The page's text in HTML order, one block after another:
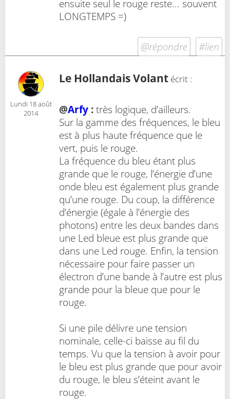
ensuite seul le rouge reste... souvent
LONGTEMPS =)
@répondre #lien
Lundi 18 août
2014
Le Hollandais Volant écrit :
@Arfy : très logique, d’ailleurs.
Sur la gamme des fréquences, le bleu
est à plus haute fréquence que le
vert, puis le rouge.
La fréquence du bleu étant plus
grande que le rouge, l’énergie d’une
onde bleu est également plus grande
qu’une rouge. Du coup, la différence
d’énergie (égale à l’énergie des
photons) entre les deux bandes dans
une Led bleue est plus grande que
dans une Led rouge. Enfin, la tension
nécessaire pour faire passer un
électron d’une bande à l’autre est plus
grande pour la bleue que pour le
rouge.
Si une pile délivre une tension
nominale, celle-ci baisse au fil du
temps. Vu que la tension à avoir pour
le bleu est plus grande que pour avoir
du rouge, le bleu s’éteint avant le
rouge.